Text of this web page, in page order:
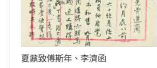
夏鼐致傅斯年、李濟函